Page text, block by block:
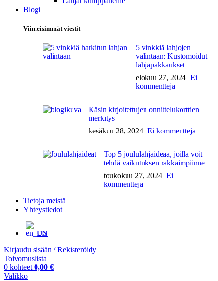
Blogi
Viimeisimmät viestit
5 vinkkiä lahjojen
valintaan: Kustomoidut
lahjapakkaukset
elokuu 27, 2024 Ei
kommentteja
Käsin kirjoitettujen onnittelukorttien
merkitys
kesäkuu 28, 2024 Ei kommentteja
Top 5 joululahjaideaa, joilla voit
tehdä vaikutuksen rakkaimpiinne
toukokuu 27, 2024 Ei
kommentteja
Tietoja meistä
Yhteystiedot
EN
Kirjaudu sisään / Rekisteröidy
Toivomuslista
0 kohteet 0,00 €
Valikko